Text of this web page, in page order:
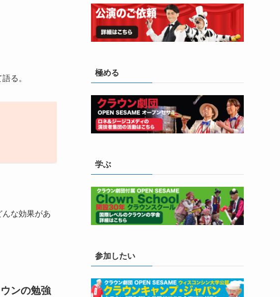
る。
な効果があ
ンの勉強
極める
学ぶ
参加したい